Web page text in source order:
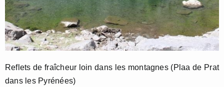
Reflets de fraîcheur loin dans les montagnes (Plaa de Prat
dans les Pyrénées)